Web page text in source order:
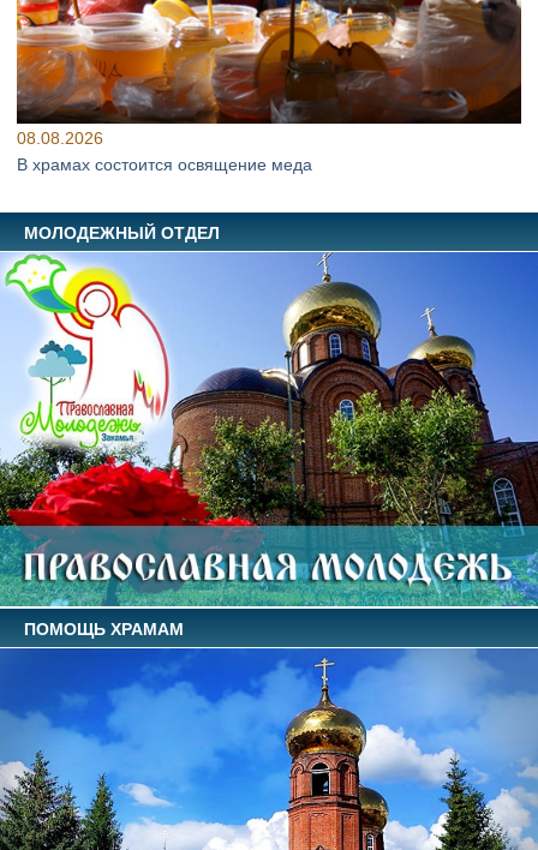
08.08.2026
В храмах состоится освящение меда
МОЛОДЕЖНЫЙ ОТДЕЛ
ПОМОЩЬ ХРАМАМ